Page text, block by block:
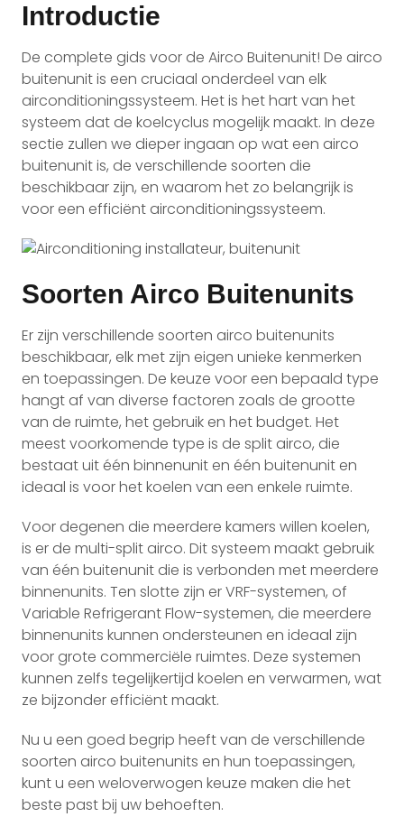
Introductie
De complete gids voor de Airco Buitenunit! De airco
buitenunit is een cruciaal onderdeel van elk
airconditioningssysteem. Het is het hart van het
systeem dat de koelcyclus mogelijk maakt. In deze
sectie zullen we dieper ingaan op wat een airco
buitenunit is, de verschillende soorten die
beschikbaar zijn, en waarom het zo belangrijk is
voor een efficiënt airconditioningssysteem.
Soorten Airco Buitenunits
Er zijn verschillende soorten airco buitenunits
beschikbaar, elk met zijn eigen unieke kenmerken
en toepassingen. De keuze voor een bepaald type
hangt af van diverse factoren zoals de grootte
van de ruimte, het gebruik en het budget. Het
meest voorkomende type is de split airco, die
bestaat uit één binnenunit en één buitenunit en
ideaal is voor het koelen van een enkele ruimte.
Voor degenen die meerdere kamers willen koelen,
is er de multi-split airco. Dit systeem maakt gebruik
van één buitenunit die is verbonden met meerdere
binnenunits. Ten slotte zijn er VRF-systemen, of
Variable Refrigerant Flow-systemen, die meerdere
binnenunits kunnen ondersteunen en ideaal zijn
voor grote commerciële ruimtes. Deze systemen
kunnen zelfs tegelijkertijd koelen en verwarmen, wat
ze bijzonder efficiënt maakt.
Nu u een goed begrip heeft van de verschillende
soorten airco buitenunits en hun toepassingen,
kunt u een weloverwogen keuze maken die het
beste past bij uw behoeften.